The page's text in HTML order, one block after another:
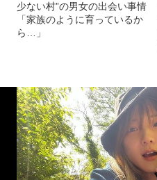
少ない村”の男女の出会い事情
「家族のように育っているか
ら…」